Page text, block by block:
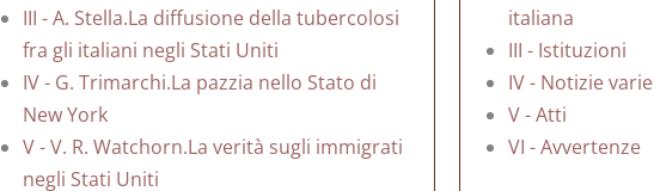
III - A. Stella.La diffusione della tubercolosi
fra gli italiani negli Stati Uniti
IV - G. Trimarchi.La pazzia nello Stato di
New York
V - V. R. Watchorn.La verità sugli immigrati
negli Stati Uniti
italiana
III - Istituzioni
IV - Notizie varie
V - Atti
VI - Avvertenze